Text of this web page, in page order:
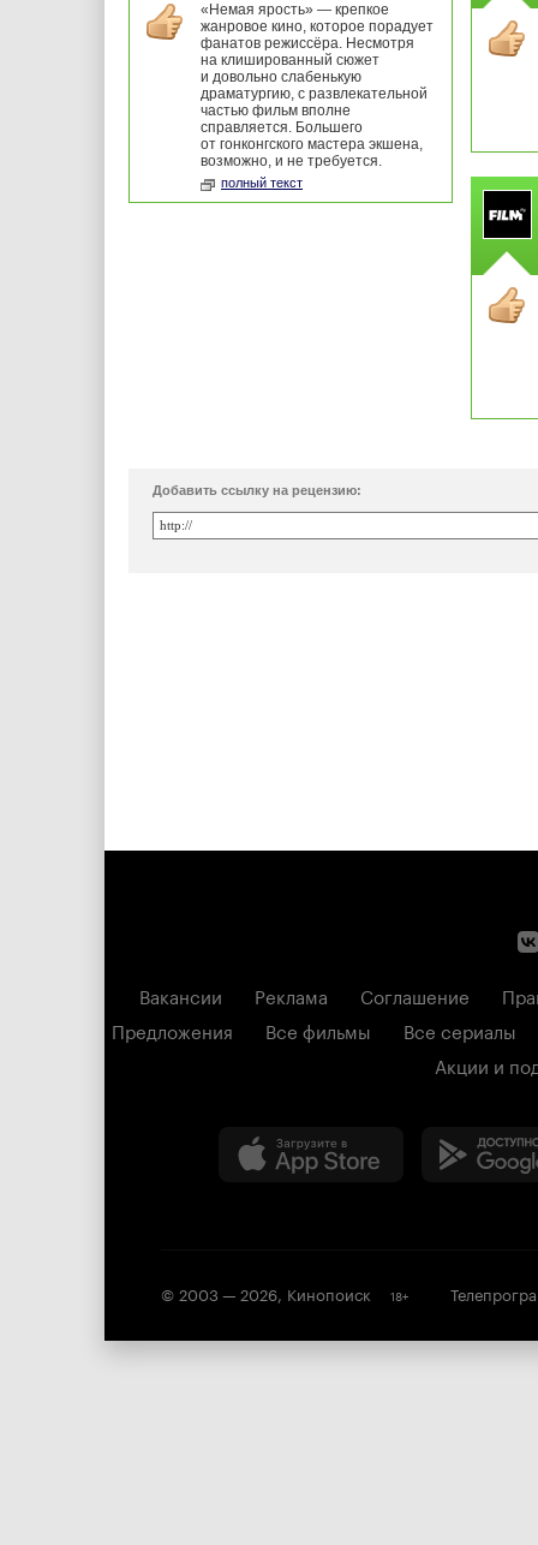
«Немая ярость» — крепкое
жанровое кино, которое порадует
фанатов режиссёра. Несмотря
на клишированный сюжет
и довольно слабенькую
драматургию, с развлекательной
частью фильм вполне
справляется. Большего
от гонконгского мастера экшена,
возможно, и не требуется.
полный текст
Добавить ссылку на рецензию:
Вакансии Реклама Соглашение
Предложения
Все фильмы
Все сериалы
Акции и
© 2003 — 2026, Кинопоиск 18+